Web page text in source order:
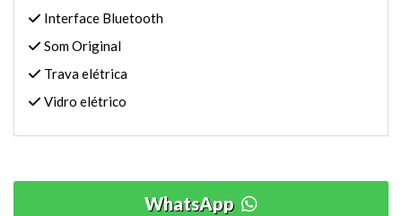
Interface Bluetooth
Som Original
Trava elétrica
Vidro elétrico
WhatsApp